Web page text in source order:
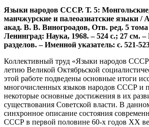
Языки народов СССР. Т. 5:
манчжурские и палеоазиатские языки
акад. В. В. Виногроадов, Отв. ред. 5
Ленинград: Наука, 1968. – 524 с.; 27 см.
разделов. – Именной указатель: с. 521-
Коллективный труд «Языки народов
летию Великой Октябрьской
этой работе подведены основные итоги
многочисленных языков народов СССР и
некоторые основные достижения в их
существования Советской власти. В
синхронное описание состояния
СССР в первой половине 60-х годов ХХ